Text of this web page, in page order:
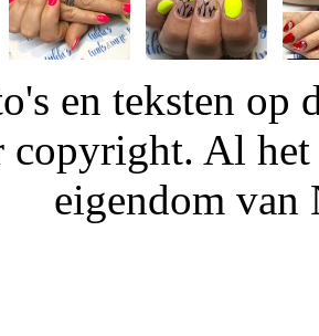
en teksten op
copyright. Al het
eigendom